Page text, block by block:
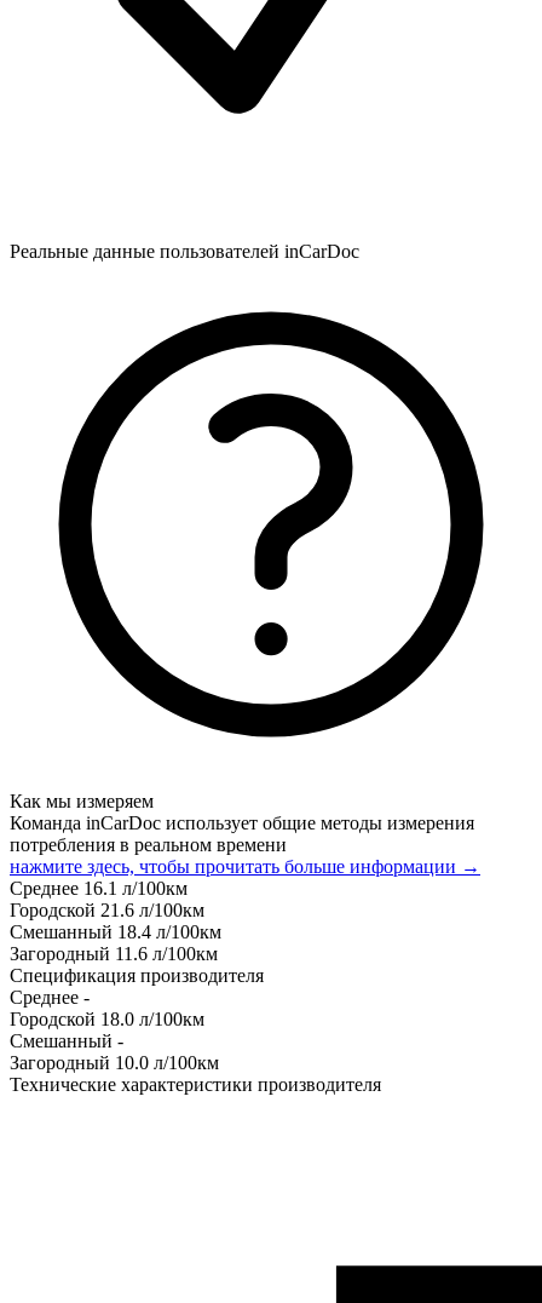
Реальные данные пользователей inCarDoc
Как мы измеряем
Команда inCarDoc использует общие методы измерения
потребления в реальном времени
нажмите здесь, чтобы прочитать больше информации →
Среднее 16.1 л/100км
Городской 21.6 л/100км
Смешанный 18.4 л/100км
Загородный 11.6 л/100км
Спецификация производителя
Среднее -
Городской 18.0 л/100км
Смешанный -
Загородный 10.0 л/100км
Технические характеристики производителя